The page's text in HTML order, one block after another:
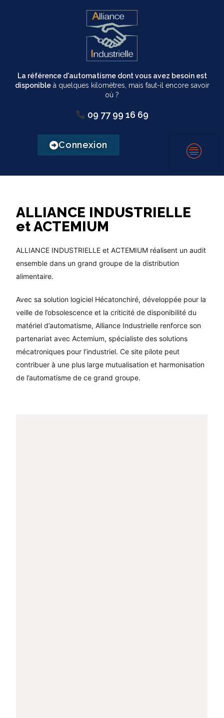
La référence d'automatisme dont vous avez besoin est
disponibleà quelques kilomètres, mais faut-il encore savoir
où ?
09 77 99 16 69
Connexion
ALLIANCE INDUSTRIELLE
et ACTEMIUM
ALLIANCE INDUSTRIELLE et ACTEMIUM réalisent un audit
ensemble dans un grand groupe de la distribution
alimentaire.
Avec sa solution logiciel Hécatonchiré, développée pour la
veille de l’obsolescence et la criticité de disponibilité du
matériel d’automatisme, Alliance Industrielle renforce son
partenariat avec Actemium, spécialiste des solutions
mécatroniques pour l’industriel. Ce site pilote peut
contribuer à une plus large mutualisation et harmonisation
de l’automatisme de ce grand groupe.